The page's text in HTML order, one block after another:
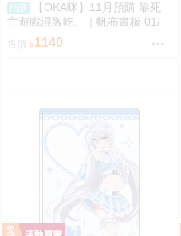
預購
【OKA咪】11月預購 靠死
亡遊戲混飯吃。｜帆布畫板 01/
(新繪插畫) (幽鬼)
售價 1140